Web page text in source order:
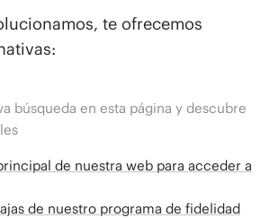
te ofrecemos
búsqueda en esta página y descubre
de nuestra web para acceder a
de nuestro programa de fidelidad